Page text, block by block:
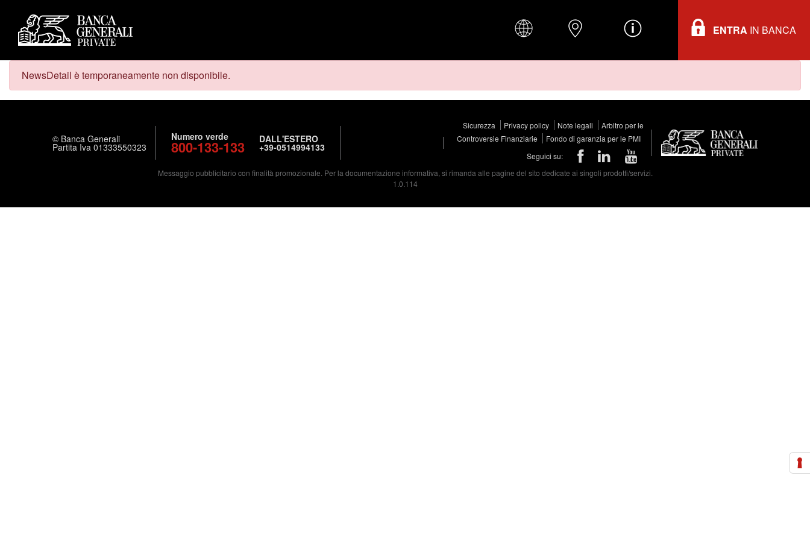
ENTRA IN BANCA
NewsDetail è temporaneamente non disponibile.
© Banca Generali
Partita Iva 01333550323
Numero verde
800-133-133 DALL'ESTERO
+39-0514994133
Sicurezza Privacy policy Note legali
Arbitro per le
Controversie Finanziarie
Fondo di garanzia per le PMI
Seguici su:
Messaggio pubblicitario con finalità promozionale. Per la documentazione informativa, si rimanda alle pagine del sito dedicate ai singoli prodotti/servizi.
1.0.114